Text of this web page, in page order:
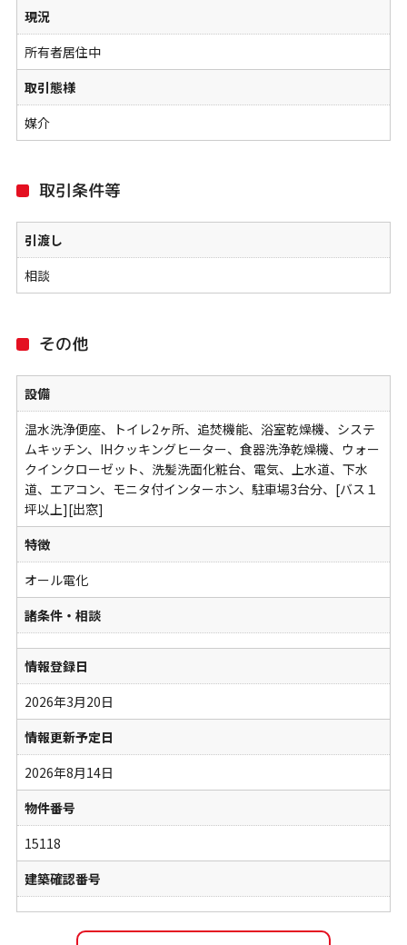
現況
所有者居住中
取引態様
媒介
取引条件等
引渡し
相談
その他
設備
温水洗浄便座、トイレ2ヶ所、追焚機能、浴室乾燥機、システ
ムキッチン、IHクッキングヒーター、食器洗浄乾燥機、ウォー
クインクローゼット、洗髪洗面化粧台、電気、上水道、下水
道、エアコン、モニタ付インターホン、駐車場3台分、[バス１
坪以上][出窓]
特徴
オール電化
諸条件・相談
情報登録日
2026年3月20日
情報更新予定日
2026年8月14日
物件番号
15118
建築確認番号